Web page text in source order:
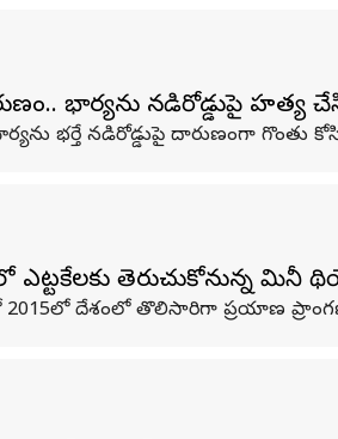
భార్యను నడిరోడ్డుపై హత్య
భర్తే నడిరోడ్డుపై దారుణంగా గొంతు
తెరుచుకోనున్న మినీ
దేశంలో తొలిసారిగా ప్రయాణ